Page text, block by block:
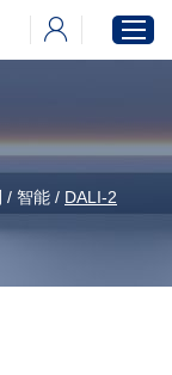
/ 智能 / DALI-2